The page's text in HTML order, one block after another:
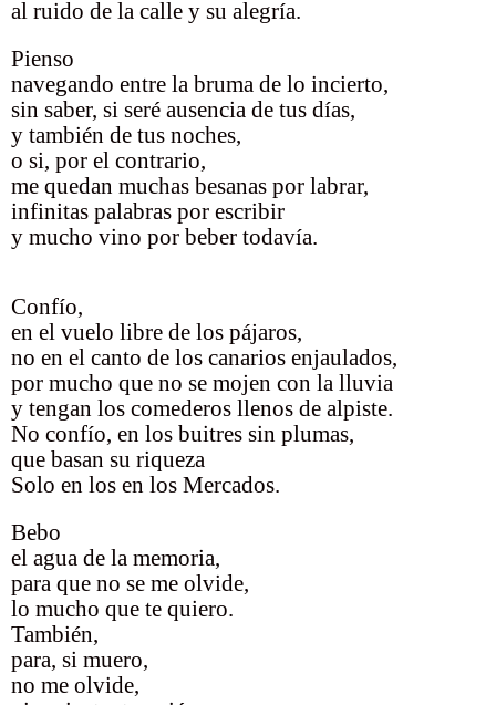
al ruido de la calle y su alegría.
Pienso
navegando entre la bruma de lo incierto,
sin saber, si seré ausencia de tus días,
y también de tus noches,
o si, por el contrario,
me quedan muchas besanas por labrar,
infinitas palabras por escribir
y mucho vino por beber todavía.
Confío,
en el vuelo libre de los pájaros,
no en el canto de los canarios enjaulados,
por mucho que no se mojen con la lluvia
y tengan los comederos llenos de alpiste.
No confío, en los buitres sin plumas,
que basan su riqueza
Solo en los en los Mercados.
Bebo
el agua de la memoria,
para que no se me olvide,
lo mucho que te quiero.
También,
para, si muero,
no me olvide,